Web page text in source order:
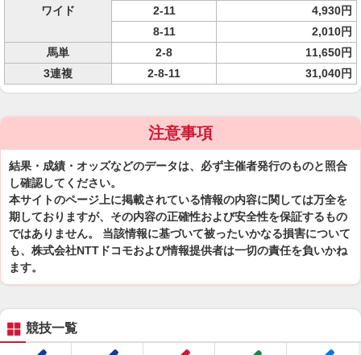
ワイド
2-11
4,930円
8-11
2,010円
馬単
2-8
11,650円
3連複
2-8-11 31,040円
注意事項
結果・成績・オッズなどのデータは、必ず主催者発行のものと照合
し確認してください。
本サイトのページ上に掲載されている情報の内容に関しては万全を
期しておりますが、その内容の正確性および安全性を保証するもの
ではありません。 当該情報に基づいて被ったいかなる損害について
も、株式会社NTTドコモおよび情報提供者は一切の責任を負いかね
ます。
競技一覧